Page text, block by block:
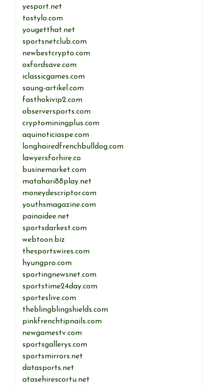
yesport.net
tostylo.com
yougetthat.net
sportsnetclub.com
newbestcrypto.com
oxfordsave.com
iclassicgames.com
saung-artikel.com
fasthokivip2.com
observersports.com
cryptominingplus.com
aquinoticiaspe.com
longhairedfrenchbulldog.com
lawyersforhire.co
businemarket.com
matahari88play.net
moneydescriptor.com
youthsmagazine.com
painaidee.net
sportsdarkest.com
webtoon.biz
thesportswires.com
hyungpro.com
sportingnewsnet.com
sportstime24day.com
sporteslive.com
theblingblingshields.com
pinkfrenchtipnails.com
newgamestv.com
sportsgallerys.com
sportsmirrors.net
datasports.net
atasehirescortu.net